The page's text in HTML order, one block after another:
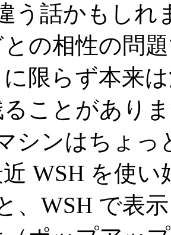
う話かもしれ
との相性の問
に限らず本来
ことがあり
シンはちょっ
WSH を使い
、WSH で表